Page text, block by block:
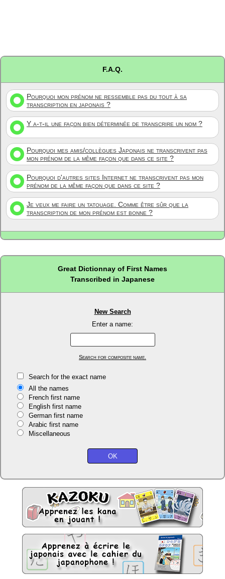
F.A.Q.
Pourquoi mon prénom ne ressemble pas du tout à sa
transcription en japonais ?
Y a-t-il une façon bien déterminée de transcrire un nom ?
Pourquoi mes amis/collègues Japonais ne transcrivent pas
mon prénom de la même façon que dans ce site ?
Pourquoi d'autres sites Internet ne transcrivent pas mon
prénom de la même façon que dans ce site ?
Je veux me faire un tatouage. Comme être sûr que la
transcription de mon prénom est bonne ?
Great Dictionnay of First Names
Transcribed in Japanese
New Search
Enter a name:
Search for composite name.
Search for the exact name
All the names
French first name
English first name
German first name
Arabic first name
Miscellaneous